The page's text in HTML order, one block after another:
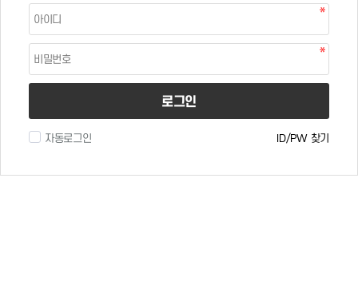
로그인
자동로그인 ID/PW 찾기